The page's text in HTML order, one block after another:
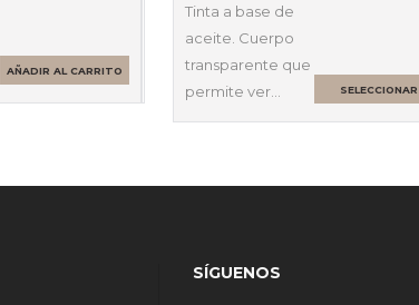
AÑADIR AL CARRITO
Tinta a base de
aceite. Cuerpo
transparente que
permite ver…
SELECCIONAR
SÍGUENOS